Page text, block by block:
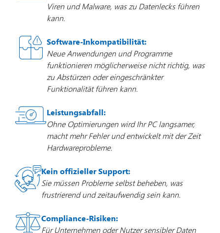
Viren und Malware, was zu Datenlecks führen
kann.
Software-Inkompatibilität:
Neue Anwendungen und Programme
funktionieren möglicherweise nicht richtig, was
zu Abstürzen oder eingeschränkter
Funktionalität führen kann.
Leistungsabfall:
Ohne Optimierungen wird Ihr PC langsamer,
macht mehr Fehler und entwickelt mit der Zeit
Hardwareprobleme.
Kein offizieller Support:
Sie müssen Probleme selbst beheben, was
frustrierend und zeitaufwendig sein kann.
Compliance-Risiken:
Für Unternehmen oder Nutzer sensibler Daten